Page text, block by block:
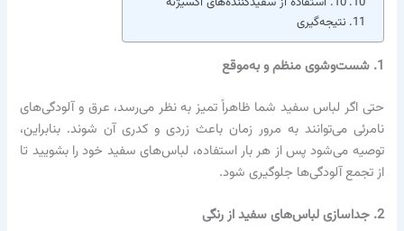
نتیجه‌گیری
1. شست‌وشوی منظم و به‌موقع
حتی اگر لباس سفید شما ظاهراً تمیز به نظر می‌رسد، عرق و آلودگی‌های
نامرئی می‌توانند به مرور زمان باعث زردی و کدری آن شوند. بنابراین،
توصیه می‌شود پس از هر بار استفاده، لباس‌های سفید خود را بشویید تا
از تجمع آلودگی‌ها جلوگیری شود.
2. جداسازی لباس‌های سفید از رنگی